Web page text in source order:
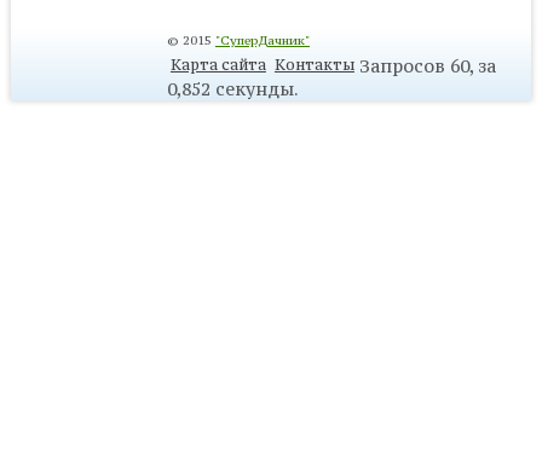
© 2015 "СуперДачник"
Карта сайта КонтактыЗапросов 60, за
0,852 секунды.